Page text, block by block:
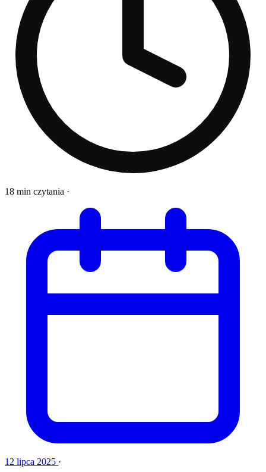
18 min czytania ·
12 lipca 2025 ·